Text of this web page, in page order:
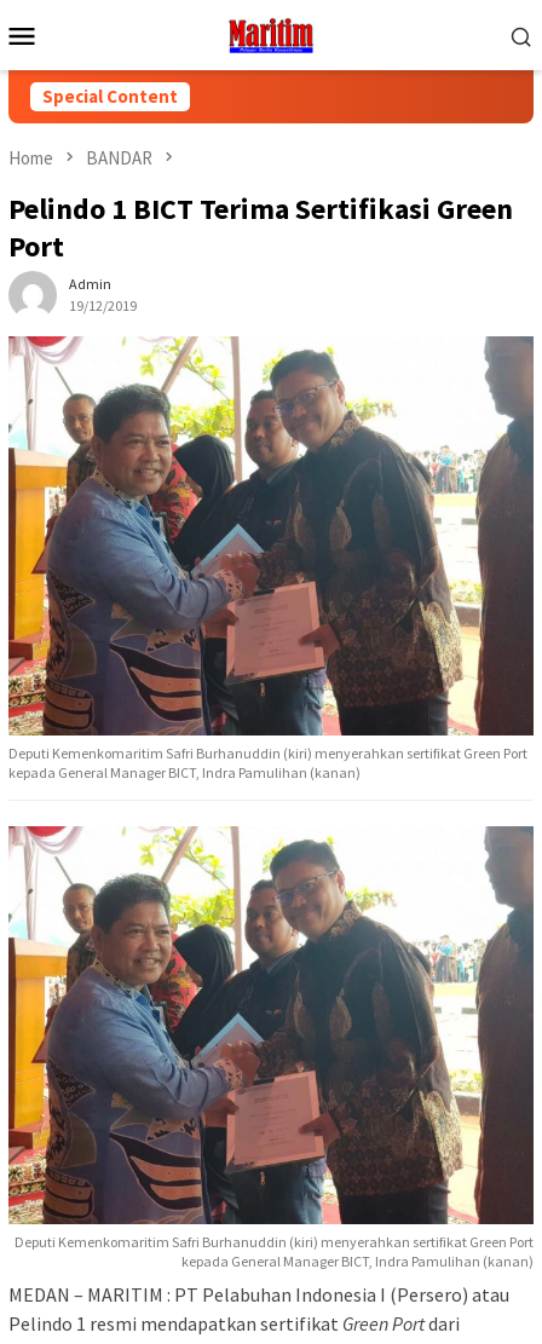
to
Menu
Special Content
Home BANDAR
Pelindo 1 BICT Terima Sertifikasi Green
Port
Admin
19/12/2019
Deputi Kemenkomaritim Safri Burhanuddin (kiri) menyerahkan sertifikat Green Port
kepada General Manager BICT, Indra Pamulihan (kanan)
Deputi Kemenkomaritim Safri Burhanuddin (kiri) menyerahkan sertifikat Green Port
kepada General Manager BICT, Indra Pamulihan (kanan)
MEDAN – MARITIM : PT Pelabuhan Indonesia I (Persero) atau
Pelindo 1 resmi mendapatkan sertifikat Green Portdari